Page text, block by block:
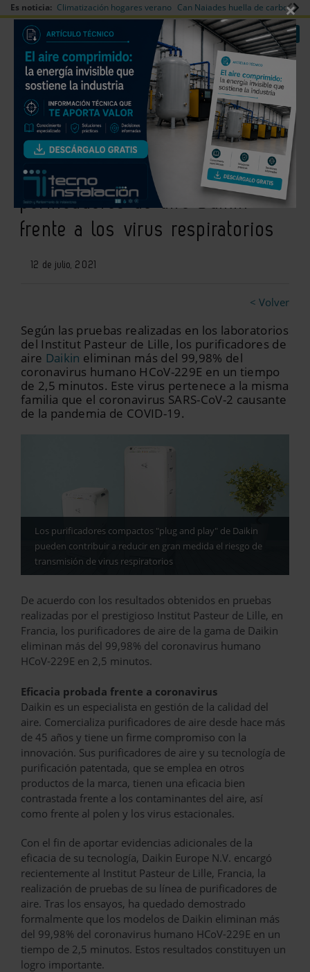
Es noticia: Climatización hogares verano Can Naiades huella de carbono
Redes Sociales Es noticia Login empresas Registro
El Institut Pasteur de Lille
evalúa la eficacia de los
purificadores de aire Daikin
frente a los virus respiratorios
12 de julio, 2021
< Volver
Según las pruebas realizadas en los laboratorios
del Institut Pasteur de Lille, los purificadores de
aire Daikin eliminan más del 99,98% del
coronavirus humano HCoV-229E en un tiempo
de 2,5 minutos. Este virus pertenece a la misma
familia que el coronavirus SARS-CoV-2 causante
de la pandemia de COVID-19.
Los purificadores compactos "plug and play" de Daikin
pueden contribuir a reducir en gran medida el riesgo de
transmisión de virus respiratorios
De acuerdo con los resultados obtenidos en pruebas
realizadas por el prestigioso Institut Pasteur de Lille, en
Francia, los purificadores de aire de la gama de Daikin
eliminan más del 99,98% del coronavirus humano
HCoV-229E en 2,5 minutos.
Eficacia probada frente a coronavirus
Daikin es un especialista en gestión de la calidad del
aire. Comercializa purificadores de aire desde hace más
de 45 años y tiene un firme compromiso con la
innovación. Sus purificadores de aire y su tecnología de
purificación patentada, que se emplea en otros
productos de la marca, tienen una eficacia bien
contrastada frente a los contaminantes del aire, así
como frente al polen y los virus estacionales.
Con el fin de aportar evidencias adicionales de la
eficacia de su tecnología, Daikin Europe N.V. encargó
recientemente al Institut Pasteur de Lille, Francia, la
realización de pruebas de su línea de purificadores de
aire. Tras los ensayos, ha quedado demostrado
formalmente que los modelos de Daikin eliminan más
del 99,98% del coronavirus humano HCoV-229E en un
tiempo de 2,5 minutos. Estos resultados constituyen un
logro importante.
×